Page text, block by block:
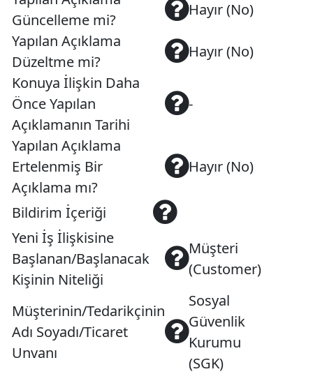
Güncelleme mi?
Hayır (No)
Yapılan Açıklama
Düzeltme mi?
Hayır (No)
Konuya İlişkin Daha
Önce Yapılan
Açıklamanın Tarihi
-
Yapılan Açıklama
Ertelenmiş Bir
Açıklama mı?
Hayır (No)
Bildirim İçeriği
Yeni İş İlişkisine
Başlanan/Başlanacak
Kişinin Niteliği
Müşteri
(Customer)
Müşterinin/Tedarikçinin
Adı Soyadı/Ticaret
Unvanı
Sosyal
Güvenlik
Kurumu
(SGK)